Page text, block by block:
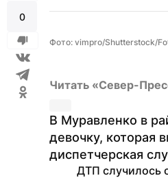
0
Фото: vimpro/Shutterstock/
Читать «Север-
В Муравленко в
девочку, которая
диспетчерская
ДТП случилось